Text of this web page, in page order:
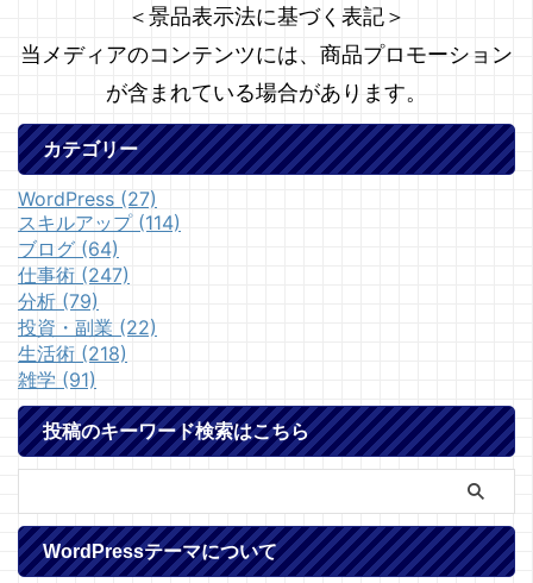
＜景品表示法に基づく表記＞
当メディアのコンテンツには、商品プロモーション
が含まれている場合があります。
カテゴリー
WordPress (27)
スキルアップ (114)
ブログ (64)
仕事術 (247)
分析 (79)
投資・副業 (22)
生活術 (218)
雑学 (91)
投稿のキーワード検索はこちら
WordPressテーマについて